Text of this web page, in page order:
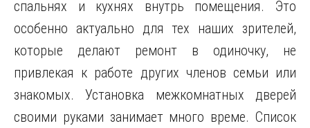
спальнях и кухнях внутрь помещения. Это
особенно актуально для тех наших зрителей,
которые делают ремонт в одиночку, не
привлекая к работе других членов семьи или
знакомых. Установка межкомнатных дверей
своими руками занимает много време. Список